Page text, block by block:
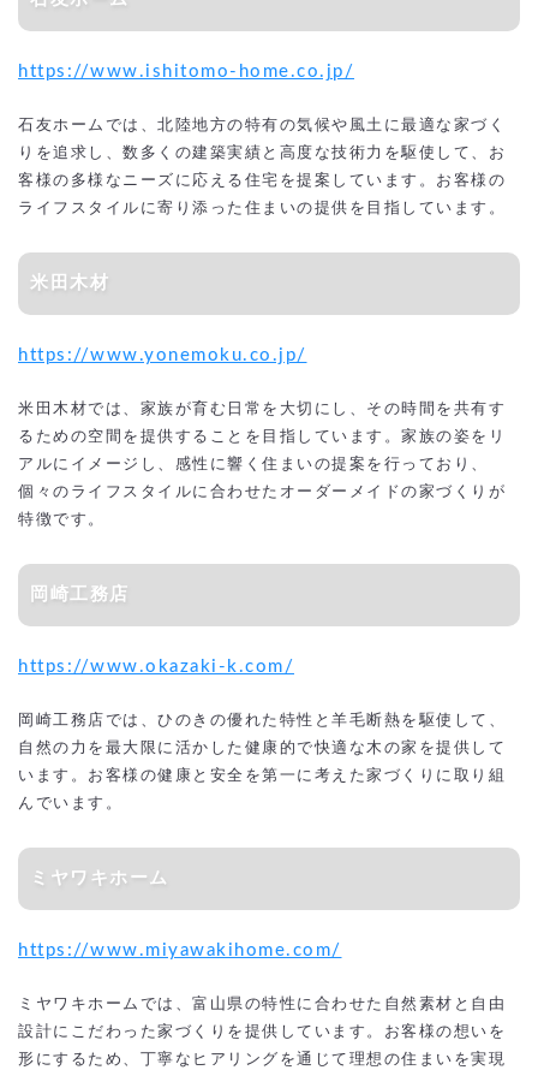
https://www.ishitomo-home.co.jp/
石友ホームでは、北陸地方の特有の気候や風土に最適な家づく
りを追求し、数多くの建築実績と高度な技術力を駆使して、お
客様の多様なニーズに応える住宅を提案しています。お客様の
ライフスタイルに寄り添った住まいの提供を目指しています。
米田木材
https://www.yonemoku.co.jp/
米田木材では、家族が育む日常を大切にし、その時間を共有す
るための空間を提供することを目指しています。家族の姿をリ
アルにイメージし、感性に響く住まいの提案を行っており、
個々のライフスタイルに合わせたオーダーメイドの家づくりが
特徴です。
岡崎工務店
https://www.okazaki-k.com/
岡崎工務店では、ひのきの優れた特性と羊毛断熱を駆使して、
自然の力を最大限に活かした健康的で快適な木の家を提供して
います。お客様の健康と安全を第一に考えた家づくりに取り組
んでいます。
ミヤワキホーム
https://www.miyawakihome.com/
ミヤワキホームでは、富山県の特性に合わせた自然素材と自由
設計にこだわった家づくりを提供しています。お客様の想いを
形にするため、丁寧なヒアリングを通じて理想の住まいを実現